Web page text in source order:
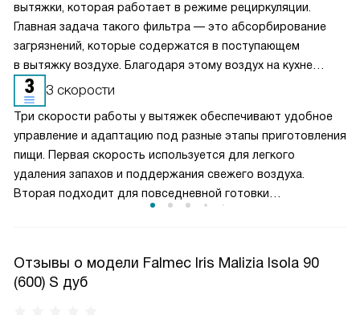
вытяжки, которая работает в режиме рециркуляции.
Главная задача такого фильтра — это абсорбирование
загрязнений, которые содержатся в поступающем
в вытяжку воздухе. Благодаря этому воздух на кухне
очищается более качественно. Угольные фильтры
необходимо часто заменять — примерно раз в три-
четыре месяца.
3 скорости
Три скорости работы у вытяжек обеспечивают удобное
управление и адаптацию под разные этапы приготовления
пищи. Первая скорость используется для легкого
удаления запахов и поддержания свежего воздуха.
Вторая подходит для повседневной готовки
контролировать уровень шума и рационально
расходовать электроэнергию, создавая комфортные
Отзывы о модели Falmec Iris Malizia Isola 90
(600) S дуб